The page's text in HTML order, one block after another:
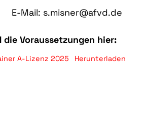
Mail: s.misner@afvd.de
Voraussetzungen hier:
A-Lizenz 2025 Herunterladen